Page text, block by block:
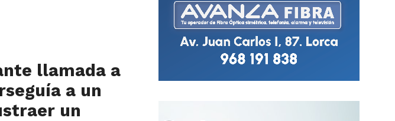
llamada a
a un
un